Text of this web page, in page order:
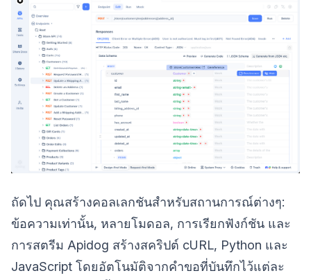
ถัดไป คุณสร้างคอลเลกชันสำหรับสถานการณ์ต่างๆ:
ข้อความเท่านั้น, หลายโมดอล, การเรียกฟังก์ชัน และ
การสตรีม Apidog สร้างสคริปต์ cURL, Python และ
JavaScript โดยอัตโนมัติจากคำขอที่บันทึกไว้แต่ละ